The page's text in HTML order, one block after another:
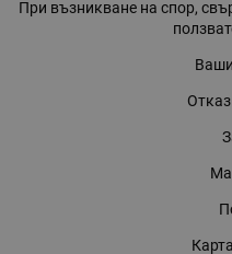
При възникване на спор,